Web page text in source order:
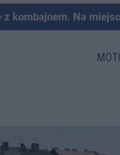
z kombajnem. Na